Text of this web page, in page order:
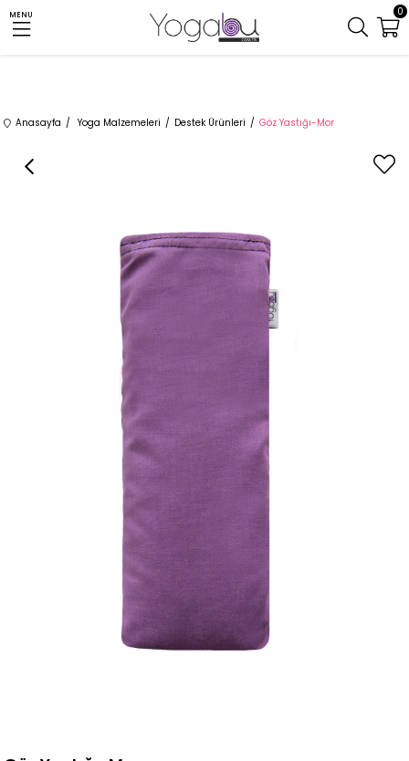
MENU 0
Anasayfa Yoga Malzemeleri Destek Ürünleri Göz Yastığı-Mor